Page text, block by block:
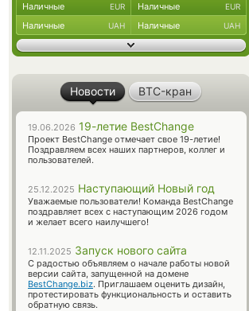
Наличные EUR Наличные EUR
Наличные UAH Наличные UAH
Новости BTC-кран
19.06.2026 19-летие BestChange
Проект BestChange отмечает свое 19-летие!
Поздравляем всех наших партнеров, коллег и
пользователей.
25.12.2025 Наступающий Новый год
Уважаемые пользователи! Команда BestChange
поздравляет всех с наступающим 2026 годом
и желает всего наилучшего!
12.11.2025 Запуск нового сайта
С радостью объявляем о начале работы новой
версии сайта, запущенной на домене
BestChange.biz. Приглашаем оценить дизайн,
протестировать функциональность и оставить
обратную связь.